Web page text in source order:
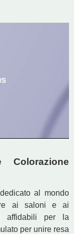
al mondo
ai saloni e ai
affidabili per la
per unire resa